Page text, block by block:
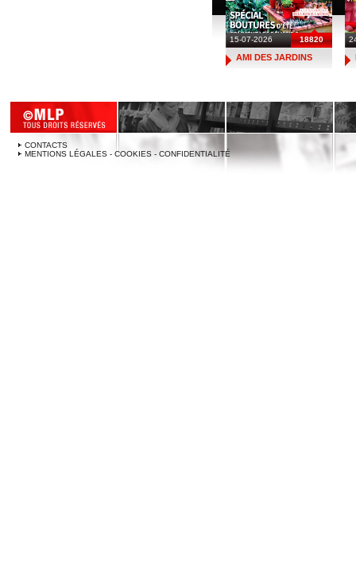
15-07-2026 18820
AMI DES JARDINS
CONTACTS
MENTIONS LÉGALES - COOKIES - CONFIDENTIALITÉ